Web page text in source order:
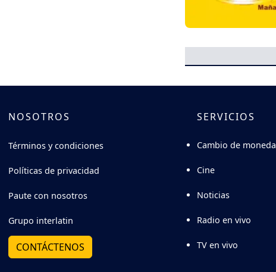
NOSOTROS
Términos y condiciones
Políticas de privacidad
Paute con nosotros
Grupo interlatin
CONTÁCTENOS
SERVICIOS
Cambio de moneda
Cine
Noticias
Radio en vivo
TV en vivo